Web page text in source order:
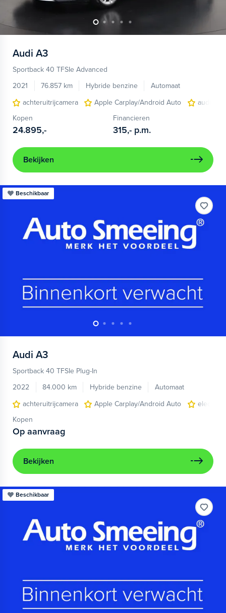
Audi A3
Sportback 40 TFSIe Advanced
2021
76.857 km Hybride benzine
Automaat
achteruitrijcamera
Apple Carplay/Android Auto
audio
Kopen
24.895,-
Financieren
315,- p.m.
Bekijken
Beschikbaar
Audi A3
Sportback 40 TFSIe Plug-In
2022
84.000 km Hybride benzine
Automaat
achteruitrijcamera
Apple Carplay/Android Auto
Kopen
Op aanvraag
Bekijken
Beschikbaar